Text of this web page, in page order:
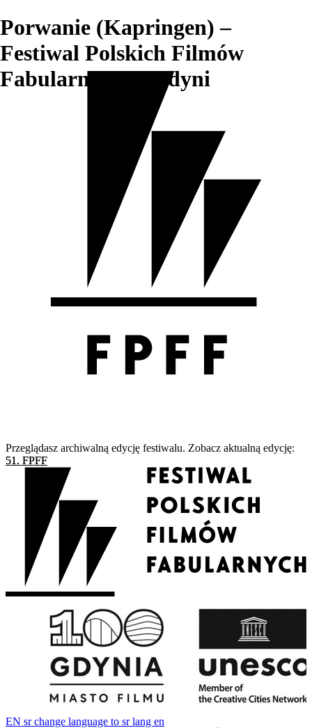
Porwanie (Kapringen) –
Festiwal Polskich Filmów
Fabularnych w Gdyni
Przeglądasz archiwalną edycję festiwalu. Zobacz aktualną edycję:
51. FPFF
EN sr change language to sr lang en